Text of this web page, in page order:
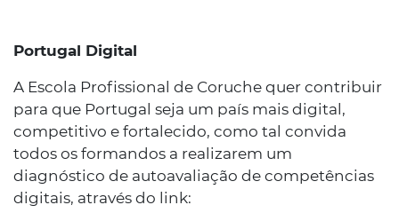
Portugal Digital
A Escola Profissional de Coruche quer contribuir
para que Portugal seja um país mais digital,
competitivo e fortalecido, como tal convida
todos os formandos a realizarem um
diagnóstico de autoavaliação de competências
digitais, através do link: